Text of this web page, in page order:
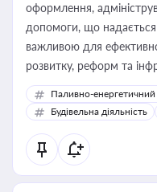
оформлення,
допомоги, що надається
важливою для
розвитку, реформ та
Паливно-
Будівельна діяльність